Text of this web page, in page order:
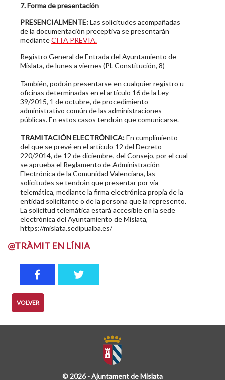
7. Forma de presentación
PRESENCIALMENTE:Las solicitudes acompañadas
de la documentación preceptiva se presentarán
medianteCITA PREVIA.
Registro General de Entrada del Ayuntamiento de
Mislata, de lunes a viernes (Pl. Constitución, 8)
También, podrán presentarse en cualquier registro u
oficinas determinadas en el artículo 16 de la Ley
39/2015, 1 de octubre, de procedimiento
administrativo común de las administraciones
públicas. En estos casos tendrán que comunicarse.
TRAMITACIÓN ELECTRÓNICA:En cumplimiento
del que se prevé en el artículo 12 del Decreto
220/2014, de 12 de diciembre, del Consejo, por el cual
se aprueba el Reglamento de Administración
Electrónica de la Comunidad Valenciana, las
solicitudes se tendrán que presentar por vía
telemática, mediante la firma electrónica propia de la
entidad solicitante o de la persona que la represento.
La solicitud telemática estará accesible en la sede
electrónica del Ayuntamiento de Mislata,
https://mislata.sedipualba.es/
@TRÀMIT EN LÍNIA
VOLVER
© 2026 - Ajuntament de Mislata